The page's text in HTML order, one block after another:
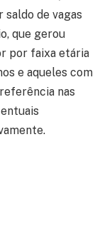
de vagas
que gerou
por faixa etária
e aqueles com
nas